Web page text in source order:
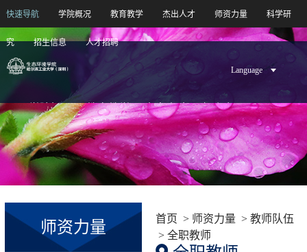
快速导航 学院概况 教育教学 杰出人才 师资力量 科学研
究 招生信息 人才招聘
Language
学院概况 教育教学 杰出人才 师资力量
科学研究 招生信息 人才招聘
师资力量 首页 > 师资力量 > 教师队伍
> 全职教师